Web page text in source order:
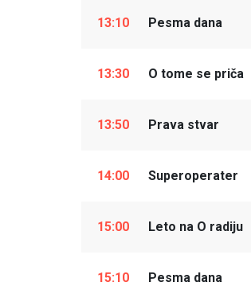
13:10 Pesma dana
13:30 O tome se priča
13:50 Prava stvar
14:00 Superoperater
15:00 Leto na O radiju
15:10 Pesma dana